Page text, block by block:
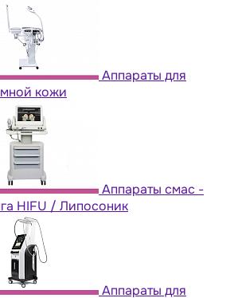
Аппараты для
кожи
Аппараты cмас -
HIFU / Липосоник
Аппараты для